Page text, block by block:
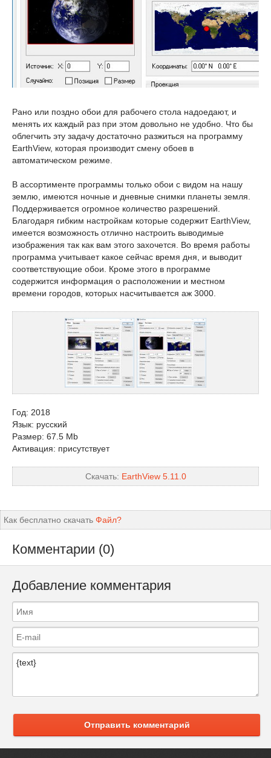
Рано или поздно обои для рабочего стола надоедают, и
менять их каждый раз при этом довольно не удобно. Что бы
облегчить эту задачу достаточно разжиться на программу
EarthView, которая производит смену обоев в
автоматическом режиме.
В ассортименте программы только обои с видом на нашу
землю, имеются ночные и дневные снимки планеты земля.
Поддерживается огромное количество разрешений.
Благодаря гибким настройкам которые содержит EarthView,
имеется возможность отлично настроить выводимые
изображения так как вам этого захочется. Во время работы
программа учитывает какое сейчас время дня, и выводит
соответствующие обои. Кроме этого в программе
содержится информация о расположении и местном
времени городов, которых насчитывается аж 3000.
Год: 2018
Язык: русский
Размер: 67.5 Mb
Активация: присутствует
Скачать: EarthView 5.11.0
Как бесплатно скачать Файл?
Комментарии (0)
Добавление комментария
Отправить комментарий